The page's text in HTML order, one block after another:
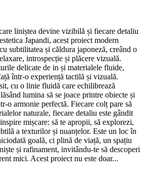
liniștea devine vizibilă și fiecare detaliu
Japandi, acest proiect modern
subtilitatea și căldura japoneză, creând o
introspecție și plăcere vizuală.
delicate de in și materialele fluide,
într-o experiență tactilă și vizuală.
cu o linie fluidă care echilibrează
lumina să se joace printre obiecte și
o armonie perfectă. Fiecare colț pare să
naturale, fiecare detaliu este gândit
mișcare: să te apropii, să explorezi,
a texturilor și nuanțelor. Este un loc în
goală, ci plină de viață, un spațiu
și rafinament, invitându-te să descoperi
mici. Acest proiect nu este doar...